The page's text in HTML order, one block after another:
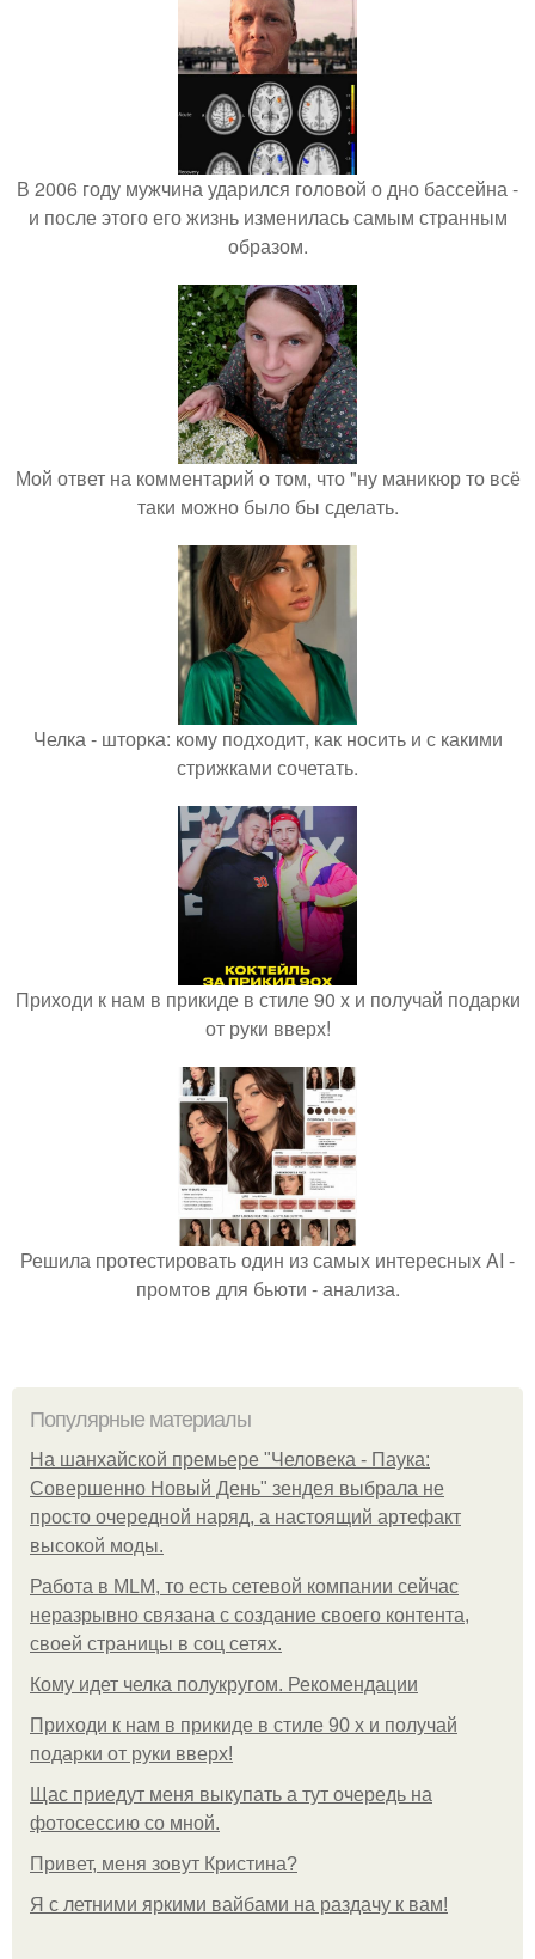
В 2006 году мужчина ударился головой о дно бассейна -
и после этого его жизнь изменилась самым странным
образом.
Мой ответ на комментарий о том, что "ну маникюр то всё
таки можно было бы сделать.
Челка - шторка: кому подходит, как носить и с какими
стрижками сочетать.
Приходи к нам в прикиде в стиле 90 х и получай подарки
от руки вверх!
Решила протестировать один из самых интересных AI -
промтов для бьюти - анализа.
Популярные материалы
На шанхайской премьере "Человека - Паука:
Совершенно Новый День" зендея выбрала не
просто очередной наряд, а настоящий артефакт
высокой моды.
Работа в MLM, то есть сетевой компании сейчас
неразрывно связана с создание своего контента,
своей страницы в соц сетях.
Кому идет челка полукругом. Рекомендации
Приходи к нам в прикиде в стиле 90 х и получай
подарки от руки вверх!
Щас приедут меня выкупать а тут очередь на
фотосессию со мной.
Привет, меня зовут Кристина?
Я с летними яркими вайбами на раздачу к вам!